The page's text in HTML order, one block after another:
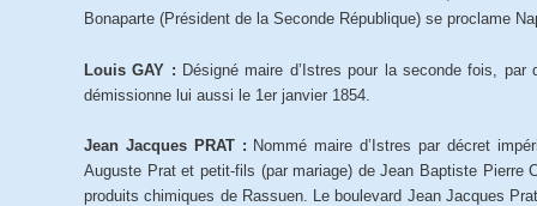
Bonaparte (Président de la Seconde République) se proclame
Louis GAY : Désigné maire d’Istres pour la seconde fois,
démissionne lui aussi le 1er janvier 1854.
Jean Jacques PRAT : Nommé maire d’Istres par décret
Auguste Prat et petit-fils (par mariage) de Jean Baptiste Pierre
produits chimiques de Rassuen. Le boulevard Jean Jacques